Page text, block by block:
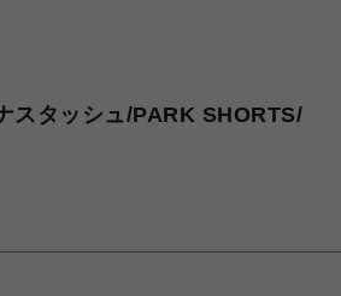
スタッシュ/PARK SHORTS/